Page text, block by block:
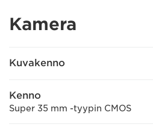
Kamera
Kuvakenno
Kenno
Super 35 mm -tyypin CMOS